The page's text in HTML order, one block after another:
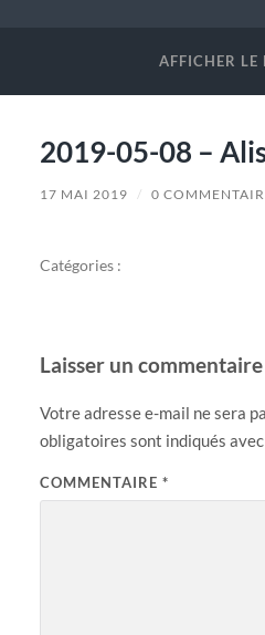
AFFICHER LE
2019-05-08 –
17 MAI 2019 / 0
Catégories :
Laisser un commentaire
Votre adresse e-mail ne sera
obligatoires sont indiqués avec
COMMENTAIRE *